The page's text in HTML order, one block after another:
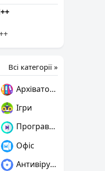
Всі категорії »
Архіватори
Ігри
Програвачі
Офіс
Антивіруси